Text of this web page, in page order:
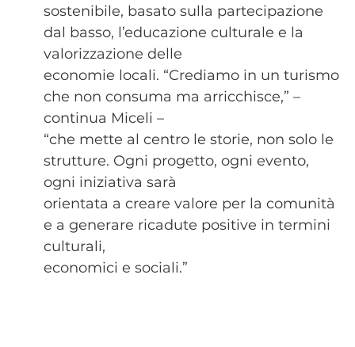
sostenibile, basato sulla partecipazione
dal basso, l’educazione culturale e la
valorizzazione delle
economie locali. “Crediamo in un turismo
che non consuma ma arricchisce,” –
continua Miceli –
“che mette al centro le storie, non solo le
strutture. Ogni progetto, ogni evento,
ogni iniziativa sarà
orientata a creare valore per la comunità
e a generare ricadute positive in termini
culturali,
economici e sociali.”